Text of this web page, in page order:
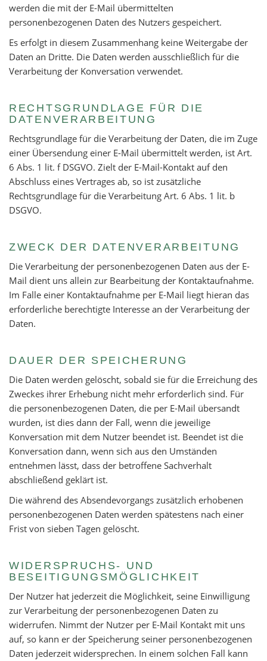
werden die mit der E-Mail übermittelten
personenbezogenen Daten des Nutzers gespeichert.
Es erfolgt in diesem Zusammenhang keine Weitergabe der
Daten an Dritte. Die Daten werden ausschließlich für die
Verarbeitung der Konversation verwendet.
RECHTSGRUNDLAGE FÜR DIE
DATENVERARBEITUNG
Rechtsgrundlage für die Verarbeitung der Daten, die im Zuge
einer Übersendung einer E-Mail übermittelt werden, ist Art.
6 Abs. 1 lit. f DSGVO. Zielt der E-Mail-Kontakt auf den
Abschluss eines Vertrages ab, so ist zusätzliche
Rechtsgrundlage für die Verarbeitung Art. 6 Abs. 1 lit. b
DSGVO.
ZWECK DER DATENVERARBEITUNG
Die Verarbeitung der personenbezogenen Daten aus der E-
Mail dient uns allein zur Bearbeitung der Kontaktaufnahme.
Im Falle einer Kontaktaufnahme per E-Mail liegt hieran das
erforderliche berechtigte Interesse an der Verarbeitung der
Daten.
DAUER DER SPEICHERUNG
Die Daten werden gelöscht, sobald sie für die Erreichung des
Zweckes ihrer Erhebung nicht mehr erforderlich sind. Für
die personenbezogenen Daten, die per E-Mail übersandt
wurden, ist dies dann der Fall, wenn die jeweilige
Konversation mit dem Nutzer beendet ist. Beendet ist die
Konversation dann, wenn sich aus den Umständen
entnehmen lässt, dass der betroffene Sachverhalt
abschließend geklärt ist.
Die während des Absendevorgangs zusätzlich erhobenen
personenbezogenen Daten werden spätestens nach einer
Frist von sieben Tagen gelöscht.
WIDERSPRUCHS- UND
BESEITIGUNGSMÖGLICHKEIT
Der Nutzer hat jederzeit die Möglichkeit, seine Einwilligung
zur Verarbeitung der personenbezogenen Daten zu
widerrufen. Nimmt der Nutzer per E-Mail Kontakt mit uns
auf, so kann er der Speicherung seiner personenbezogenen
Daten jederzeit widersprechen. In einem solchen Fall kann